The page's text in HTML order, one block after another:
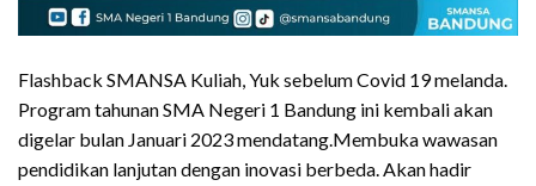
Flashback SMANSA Kuliah, Yuk sebelum Covid 19 melanda.
Program tahunan SMA Negeri 1 Bandung ini kembali akan
digelar bulan Januari 2023 mendatang.Membuka wawasan
pendidikan lanjutan dengan inovasi berbeda. Akan hadir